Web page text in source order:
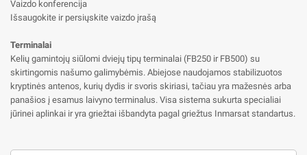
Vaizdo konferencija
Išsaugokite ir persiųskite vaizdo įrašą
Terminalai
Kelių gamintojų siūlomi dviejų tipų terminalai (FB250 ir FB500) su
skirtingomis našumo galimybėmis. Abiejose naudojamos stabilizuotos
kryptinės antenos, kurių dydis ir svoris skiriasi, tačiau yra mažesnės arba
panašios į esamus laivyno terminalus. Visa sistema sukurta specialiai
jūrinei aplinkai ir yra griežtai išbandyta pagal griežtus Inmarsat standartus.